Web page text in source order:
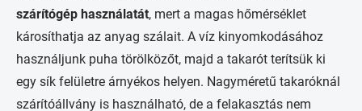
szárítógép használatát, mert a magas hőmérséklet
károsíthatja az anyag szálait. A víz kinyomkodásához
használjunk puha törölközőt, majd a takarót terítsük ki
egy sík felületre árnyékos helyen. Nagyméretű takaróknál
szárítóállvány is használható, de a felakasztás nem